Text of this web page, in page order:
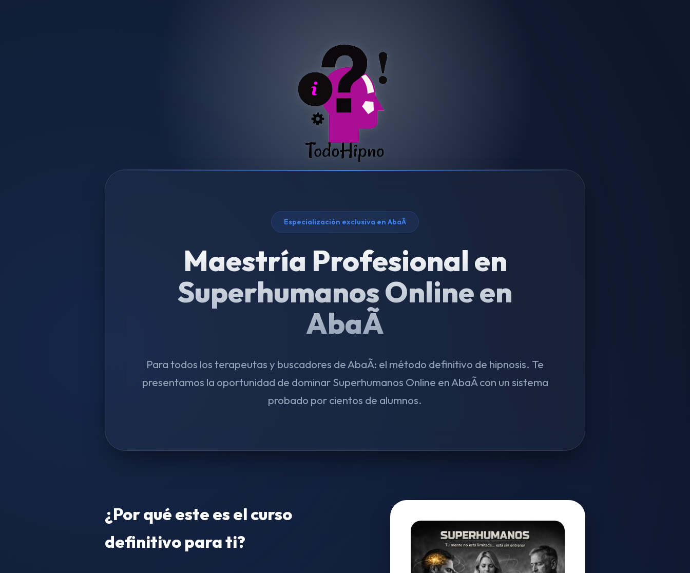
Especialización exclusiva en AbaÃ­
Maestría Profesional en
Superhumanos Online en
AbaÃ­
Para todos los terapeutas y buscadores de AbaÃ­: el método definitivo de hipnosis. Te
presentamos la oportunidad de dominar Superhumanos Online en AbaÃ­ con un sistema
probado por cientos de alumnos.
¿Por qué este es el curso
definitivo para ti?